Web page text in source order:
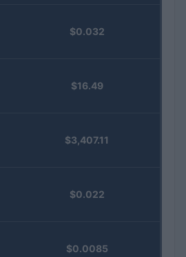
$0.032
$16.49
$3,407.11
$0.022
$0.0085